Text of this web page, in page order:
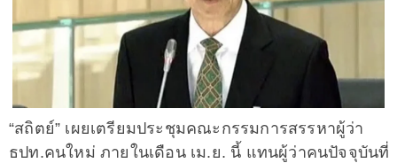
“สถิตย์” เผยเตรียมประชุมคณะกรรมการสรรหาผู้ว่า
ธปท.คนใหม่ ภายในเดือน เม.ย. นี้ แทนผู้ว่าคนปัจจุบันที่